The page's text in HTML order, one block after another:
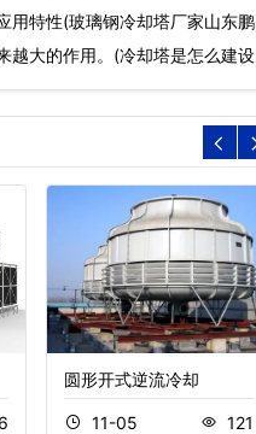
用特性(玻璃钢冷却塔厂家山东鹏
越大的作用。(冷却塔是怎么建设
圆形开式逆流冷却
11-05 121